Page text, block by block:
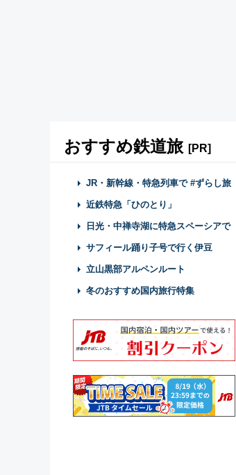
おすすめ鉄道旅 [PR]
JR・新幹線・特急列車で #ずらし旅
近鉄特急「ひのとり」
日光・中禅寺湖に特急スペーシアで
サフィール踊り子号で行く伊豆
立山黒部アルペンルート
冬のおすすめ国内旅行特集